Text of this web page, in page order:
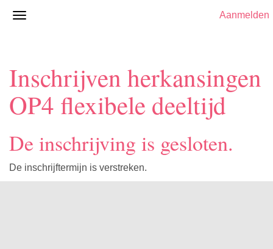
Aanmelden
Inschrijven herkansingen
OP4 flexibele deeltijd
De inschrijving is gesloten.
De inschrijftermijn is verstreken.